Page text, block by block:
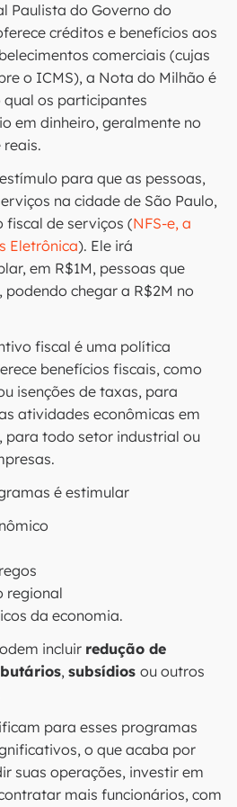
Paulista do Governo do
créditos e benefícios aos
comerciais (cujas
o ICMS), a Nota do Milhão é
qual os participantes
em dinheiro, geralmente no
para que as pessoas,
na cidade de São Paulo,
fiscal de serviços (NFS-e, a
Eletrônica). Ele irá
em R$1M, pessoas que
chegar a R$2M no
fiscal é uma política
benefícios fiscais, como
isenções de taxas, para
atividades econômicas em
para todo setor industrial ou
é estimular
regional
da economia.
incluir redução de
, subsídios ou outros
para esses programas
o que acaba por
suas operações, investir em
mais funcionários, com